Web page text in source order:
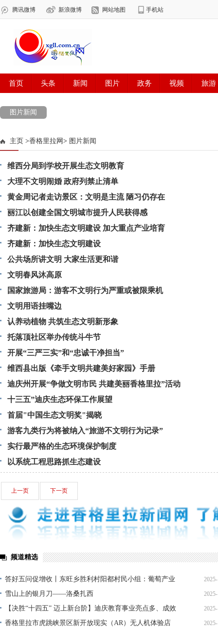
图片新闻
主页 >香格里拉网 > 图片新闻
维西分局到学校开展生态文明教育
大理不文明闹婚 政府列禁止清单
黄金周记者走访景区：文明是主流 陋习仍存在
丽江以创建全国文明城市提升人民获得感
齐建新：加快生态文明建设 加大重点产业培育
齐建新：加快生态文明建设
公共场所讲文明 大家生活更和谐
文明春风沐高原
国家旅游局：游客不文明行为严重或被限乘机
文明用语挂嘴边
认养动植物 共筑生态文明新形象
托落顶社区举办传统斗牛节
开展“三严三实”和“忠诚干净担当”
维西县出版《牵手文明共建美好家园》手册
迪庆州开展“争做文明市民 共建美丽香格里拉”活动
十三五”迪庆生态环保工作展望
首届"中国生态文明奖"揭晓
游客九类行为将被纳入“旅游不文明行为记录”
实行最严格的生态环境保护制度
以系统工程思路抓生态建设
上一页 下一页
频道精选
答好五问促增收丨东旺乡胜利村阳都村民小组：葡萄产业
铺就“甜蜜”增收路
雪山上的银月刀——洛桑扎西
【决胜“十四五” 迈上新台阶】迪庆教育事业亮点多、成效
显——培根铸魂育桃李
香格里拉市虎跳峡景区新开放现实（AR）无人机体验店